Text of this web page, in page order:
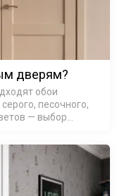
дверям?
обои
песочного,
— выбор